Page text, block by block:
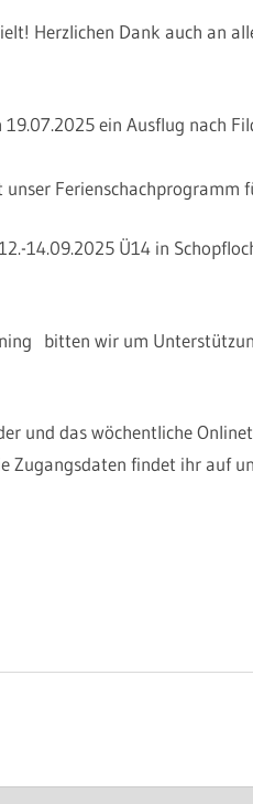
Herzlichen Dank auch an
ein Ausflug nach
Ferienschachprogramm
14.09.2025 Ü14 in
bitten wir um
und das wöchentliche
Zugangsdaten findet ihr auf